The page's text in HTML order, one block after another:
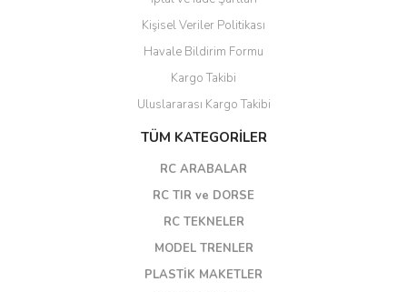
Kişisel Veriler Politikası
Havale Bildirim Formu
Kargo Takibi
Uluslararası Kargo Takibi
TÜM KATEGORİLER
RC ARABALAR
RC TIR ve DORSE
RC TEKNELER
MODEL TRENLER
PLASTİK MAKETLER